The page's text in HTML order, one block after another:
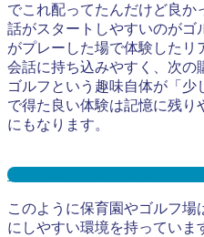
でこれ配ってたんだけど良か
話がスタートしやすいのがゴ
がプレーした場で体験した
会話に持ち込みやすく、次の
ゴルフという趣味自体が「少
で得た良い体験は記憶に残
にもなります。
ゴルフ場サンプリングとは？
このように保育園やゴルフ場
にしやすい環境を持っていま